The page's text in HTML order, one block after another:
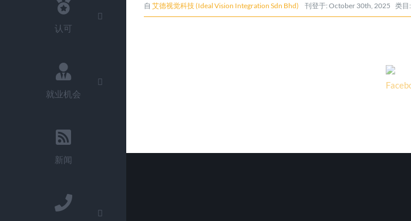
认可
就业机会
新闻
自 艾德视觉科技 (Ideal Vision Integration Sdn Bhd) 刊登于: October 30th, 2025 类目: